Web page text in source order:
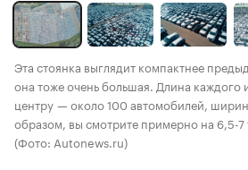
Эта стоянка выглядит компактнее
она тоже очень большая. Длина каждого
центру — около 100 автомобилей,
образом, вы смотрите примерно на 6,5-
(Фото: Autonews.ru)